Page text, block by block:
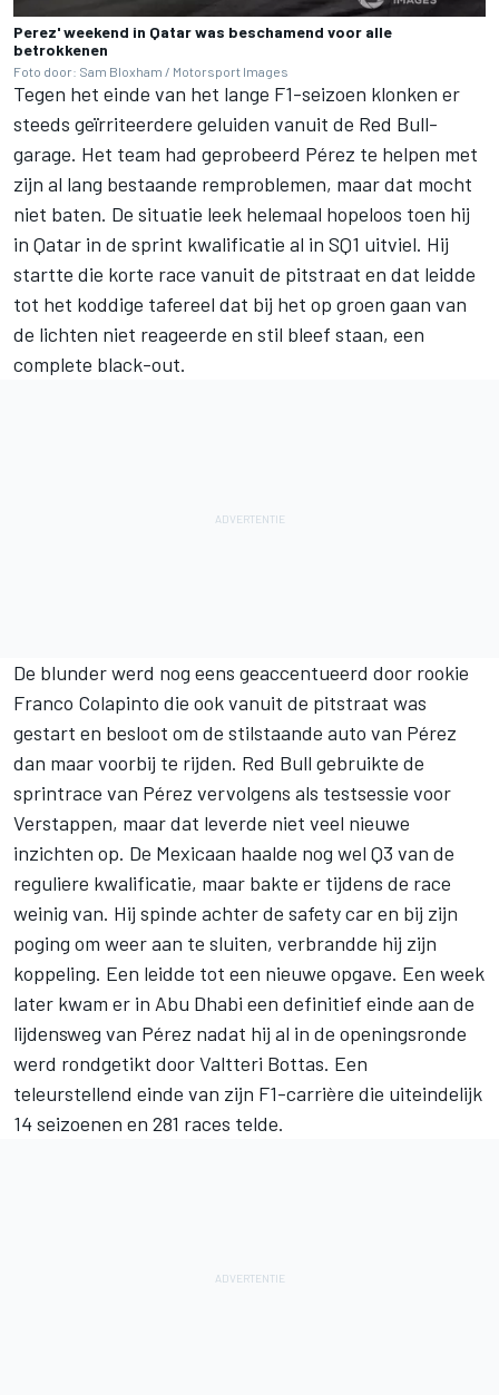
Perez' weekend in Qatar was beschamend voor alle
betrokkenen
Foto door: Sam Bloxham / Motorsport Images
Tegen het einde van het lange F1-seizoen klonken er
steeds geïrriteerdere geluiden vanuit de Red Bull-
garage. Het team had geprobeerd Pérez te helpen met
zijn al lang bestaande remproblemen, maar dat mocht
niet baten. De situatie leek helemaal hopeloos toen hij
in Qatar in de sprint kwalificatie al in SQ1 uitviel. Hij
startte die korte race vanuit de pitstraat en dat leidde
tot het koddige tafereel dat bij het op groen gaan van
de lichten niet reageerde en stil bleef staan, een
complete black-out.
De blunder werd nog eens geaccentueerd door rookie
Franco Colapinto die ook vanuit de pitstraat was
gestart en besloot om de stilstaande auto van Pérez
dan maar voorbij te rijden. Red Bull gebruikte de
sprintrace van Pérez vervolgens als testsessie voor
Verstappen, maar dat leverde niet veel nieuwe
inzichten op. De Mexicaan haalde nog wel Q3 van de
reguliere kwalificatie, maar bakte er tijdens de race
weinig van. Hij spinde achter de safety car en bij zijn
poging om weer aan te sluiten, verbrandde hij zijn
koppeling. Een leidde tot een nieuwe opgave. Een week
later kwam er in Abu Dhabi een definitief einde aan de
lijdensweg van Pérez nadat hij al in de openingsronde
werd rondgetikt doorValtteri Bottas. Een
teleurstellend einde van zijn F1-carrière die uiteindelijk
14 seizoenen en 281 races telde.